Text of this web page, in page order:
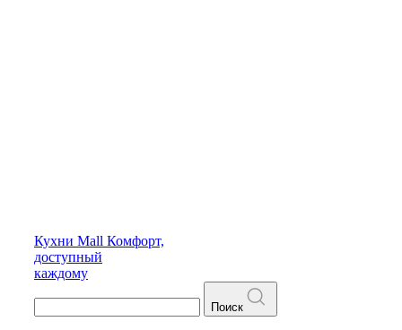
Кухни Mall Комфорт,
доступный
каждому
Поиск